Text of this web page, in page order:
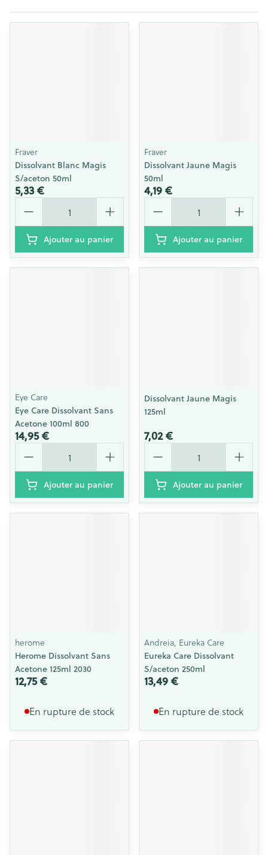
Fraver
Dissolvant Blanc Magis
S/aceton 50ml
5,33 €
Quantité
Ajouter au panier
Fraver
Dissolvant Jaune Magis
50ml
4,19 €
Quantité
Ajouter au panier
Eye Care
Eye Care Dissolvant Sans
Acetone 100ml 800
14,95 €
Quantité
Ajouter au panier
Dissolvant Jaune Magis
125ml
7,02 €
Quantité
Ajouter au panier
herome
Herome Dissolvant Sans
Acetone 125ml 2030
12,75 €
En rupture de stock
Andreia, Eureka Care
Eureka Care Dissolvant
S/aceton 250ml
13,49 €
En rupture de stock